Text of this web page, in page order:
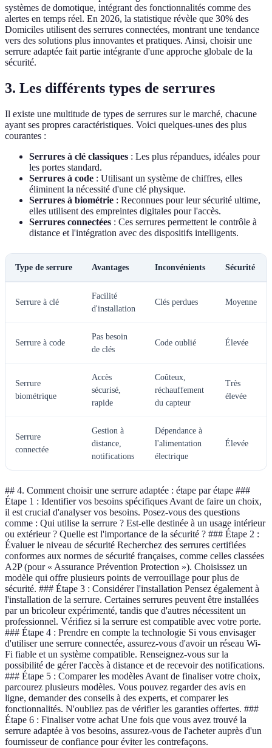
systèmes de domotique, intégrant des fonctionnalités comme des
alertes en temps réel. En 2026, la statistique révèle que 30% des
Domiciles utilisent des serrures connectées, montrant une tendance
vers des solutions plus innovantes et pratiques. Ainsi, choisir une
serrure adaptée fait partie intégrante d'une approche globale de la
sécurité.
3. Les différents types de serrures
Il existe une multitude de types de serrures sur le marché, chacune
ayant ses propres caractéristiques. Voici quelques-unes des plus
courantes :
Serrures à clé classiques : Les plus répandues, idéales pour
les portes standard.
Serrures à code : Utilisant un système de chiffres, elles
éliminent la nécessité d'une clé physique.
Serrures à biométrie : Reconnues pour leur sécurité ultime,
elles utilisent des empreintes digitales pour l'accès.
Serrures connectées : Ces serrures permettent le contrôle à
distance et l'intégration avec des dispositifs intelligents.
Type de serrure Avantages Inconvénients Sécurité
Serrure à clé
Facilité
d'installation
Clés perdues Moyenne
Serrure à code
Pas besoin
de clés
Code oublié Élevée
Serrure
biométrique
Accès
sécurisé,
rapide
Coûteux,
réchauffement
du capteur
Très
élevée
Serrure
connectée
Gestion à
distance,
notifications
Dépendance à
l'alimentation
électrique
Élevée
## 4. Comment choisir une serrure adaptée : étape par étape ###
Étape 1 : Identifier vos besoins spécifiques Avant de faire un choix,
il est crucial d'analyser vos besoins. Posez-vous des questions
comme : Qui utilise la serrure ? Est-elle destinée à un usage intérieur
ou extérieur ? Quelle est l'importance de la sécurité ? ### Étape 2 :
Évaluer le niveau de sécurité Recherchez des serrures certifiées
conformes aux normes de sécurité françaises, comme celles classées
A2P (pour « Assurance Prévention Protection »). Choisissez un
modèle qui offre plusieurs points de verrouillage pour plus de
sécurité. ### Étape 3 : Considérer l'installation Pensez également à
l'installation de la serrure. Certaines serrures peuvent être installées
par un bricoleur expérimenté, tandis que d'autres nécessitent un
professionnel. Vérifiez si la serrure est compatible avec votre porte.
### Étape 4 : Prendre en compte la technologie Si vous envisager
d'utiliser une serrure connectée, assurez-vous d'avoir un réseau Wi-
Fi fiable et un système compatible. Renseignez-vous sur la
possibilité de gérer l'accès à distance et de recevoir des notifications.
### Étape 5 : Comparer les modèles Avant de finaliser votre choix,
parcourez plusieurs modèles. Vous pouvez regarder des avis en
ligne, demander des conseils à des experts, et comparer les
fonctionnalités. N'oubliez pas de vérifier les garanties offertes. ###
Étape 6 : Finaliser votre achat Une fois que vous avez trouvé la
serrure adaptée à vos besoins, assurez-vous de l'acheter auprès d'un
fournisseur de confiance pour éviter les contrefaçons.